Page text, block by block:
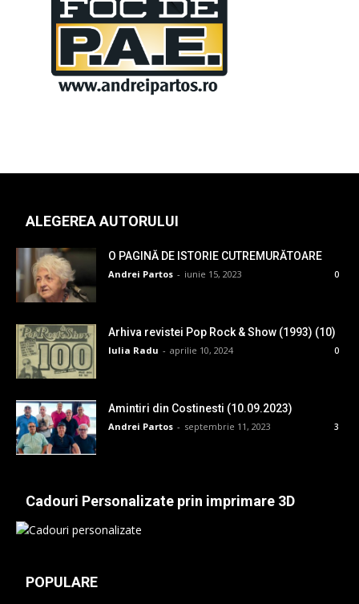
ALEGEREA AUTORULUI
O PAGINĂ DE ISTORIE CUTREMURĂTOARE
Andrei Partos - iunie 15, 2023 0
Arhiva revistei Pop Rock & Show (1993) (10)
Iulia Radu - aprilie 10, 2024 0
Amintiri din Costinesti (10.09.2023)
Andrei Partos - septembrie 11, 2023 3
Cadouri Personalizate prin imprimare 3D
POPULARE